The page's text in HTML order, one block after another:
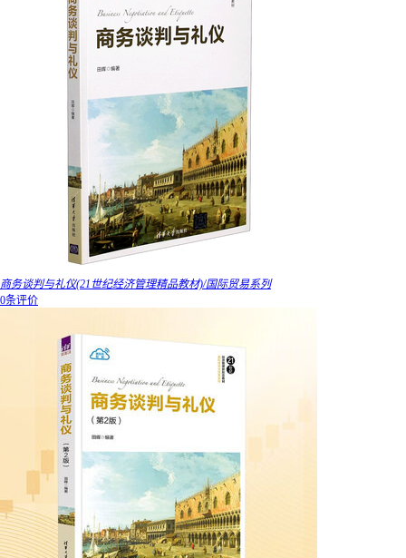
商务谈判与礼仪(21世纪经济管理精品教材)/国际贸易系列
0条评价